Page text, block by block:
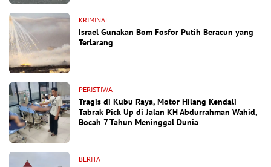
KRIMINAL
Israel Gunakan Bom Fosfor Putih Beracun yang
Terlarang
PERISTIWA
Tragis di Kubu Raya, Motor Hilang Kendali
Tabrak Pick Up di Jalan KH Abdurrahman Wahid,
Bocah 7 Tahun Meninggal Dunia
BERITA